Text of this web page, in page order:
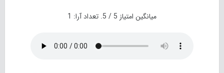
میانگین امتیاز 5 / 5. تعداد آرا: 1